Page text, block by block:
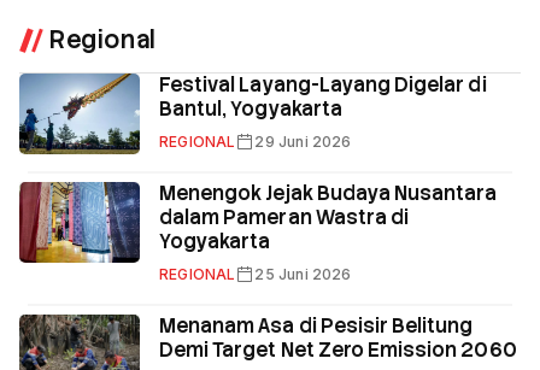
Regional
Festival Layang-Layang Digelar di
Bantul, Yogyakarta
REGIONAL 29 Juni 2026
Menengok Jejak Budaya Nusantara
dalam Pameran Wastra di
Yogyakarta
REGIONAL 25 Juni 2026
Menanam Asa di Pesisir Belitung
Demi Target Net Zero Emission 2060